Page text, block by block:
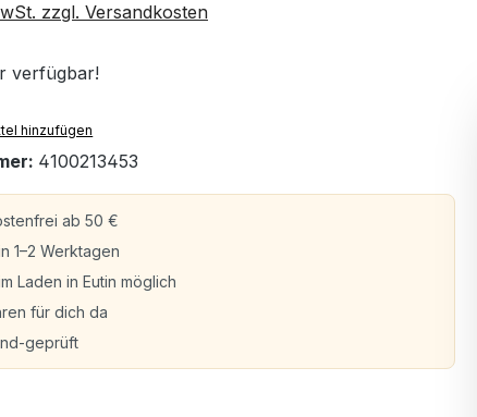
zzgl. Versandkosten
verfügbar!
hinzufügen
4100213453
ab 50 €
1–2 Werktagen
Laden in Eutin möglich
für dich da
geprüft